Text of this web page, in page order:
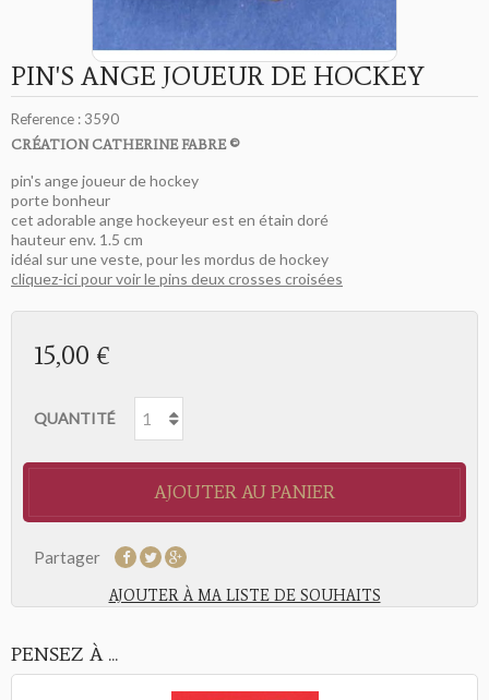
PIN'S ANGE JOUEUR DE HOCKEY
Reference : 3590
CRÉATION CATHERINE FABRE ©
pin's ange joueur de hockey
porte bonheur
cet adorable ange hockeyeur est en étain doré
hauteur env. 1.5 cm
idéal sur une veste, pour les mordus de hockey
cliquez-ici pour voir le pins deux crosses croisées
15,00 €
QUANTITÉ
AJOUTER AU PANIER
Partager
AJOUTER À MA LISTE DE SOUHAITS
PENSEZ À ...